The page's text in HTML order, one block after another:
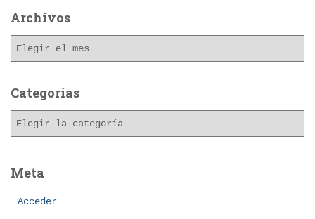
Archivos
h
o
Categorías
g
Meta
Acceder